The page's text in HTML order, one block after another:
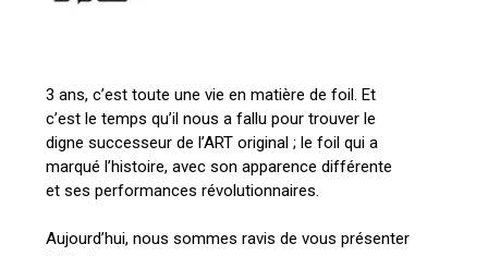
3 ans, c’est toute une vie en matière de foil. Et
c’est le temps qu’il nous a fallu pour trouver le
digne successeur de l’ART original ; le foil qui a
marqué l’histoire, avec son apparence différente
et ses performances révolutionnaires.
Aujourd’hui, nous sommes ravis de vous présenter